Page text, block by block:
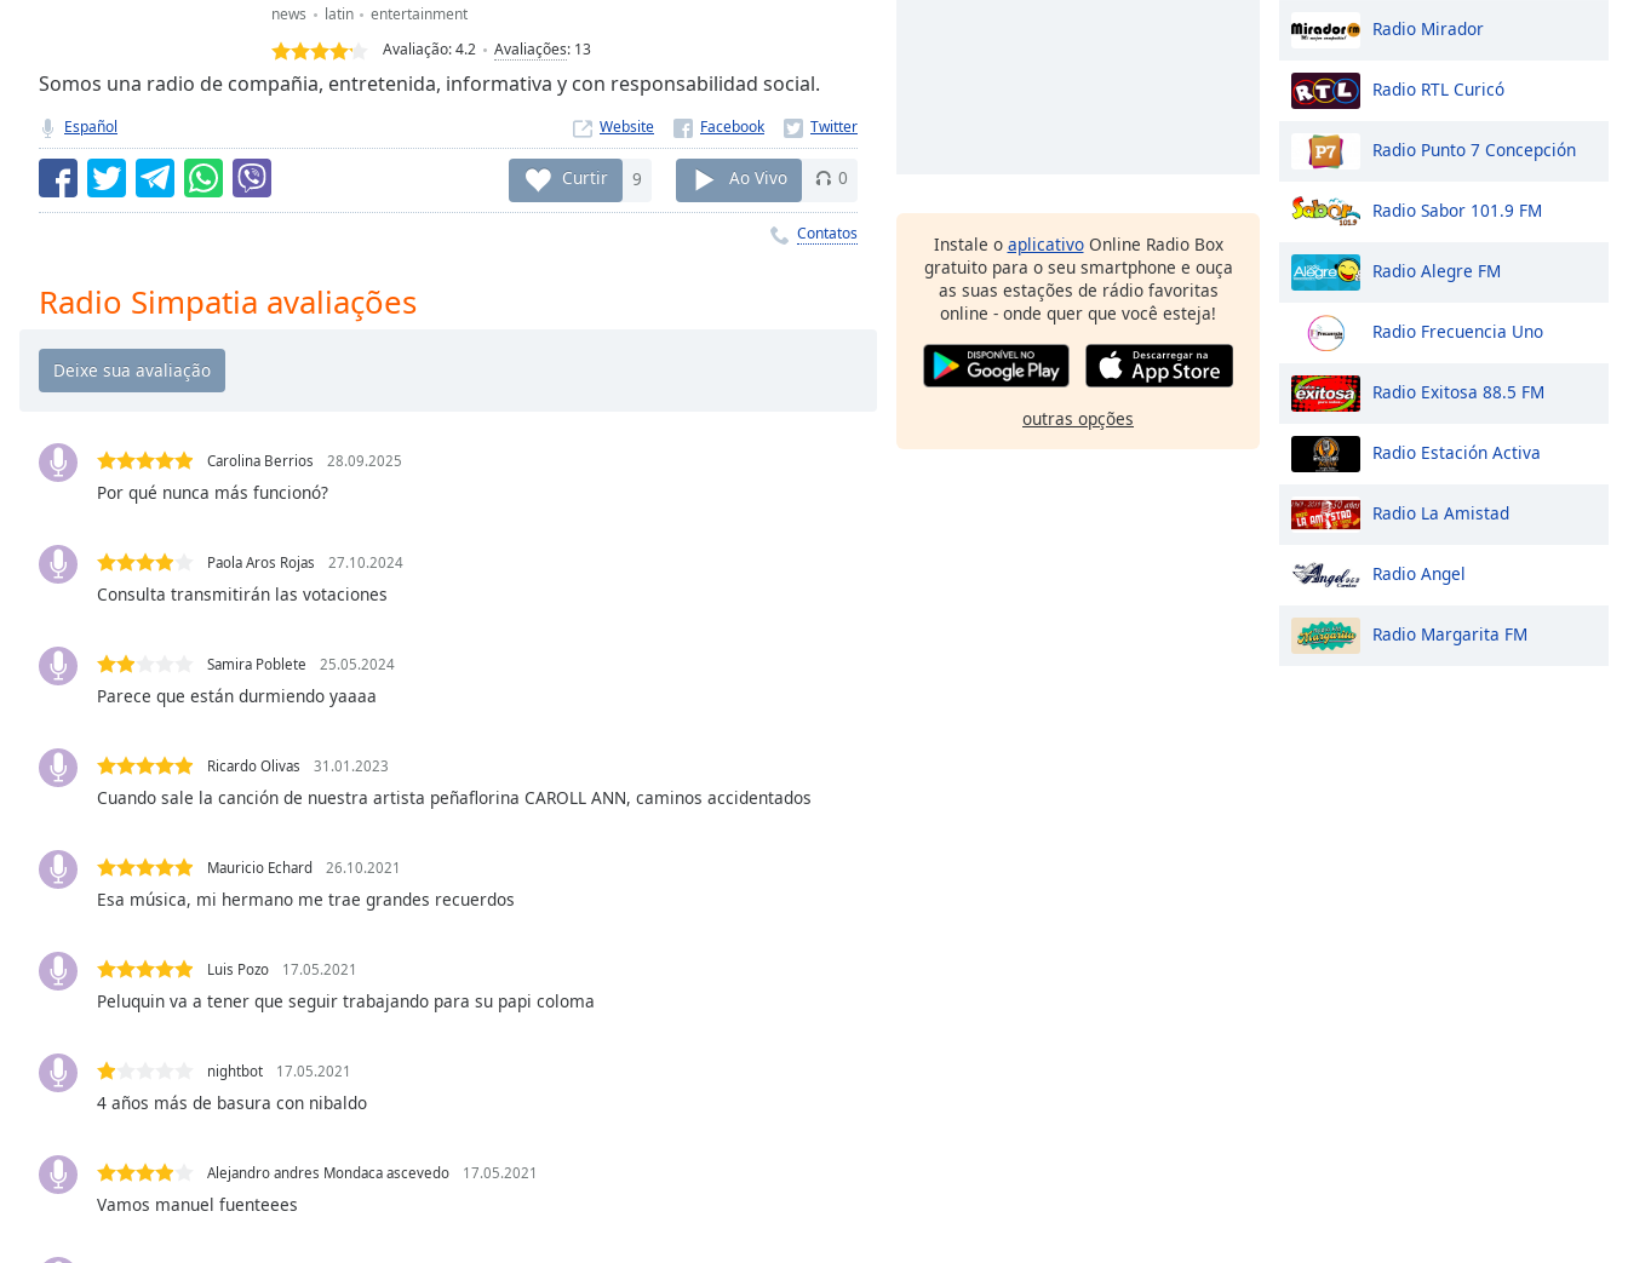
Seek to
currently
behind
LIVE
Remaining
Time-
Playback
Chapters
Descriptions
off
selected
subtitles
settings,
subtitles
settings
dialog
off
selected
Picture-
Fullscreen
modal
window.
news latin
entertainment
Avaliação:4.2 Avaliações: 13
Somos una radio de compañia, entretenida, informativa y con responsabilidad social.
Español Website
Curtir 9 Ao Vivo 0
Contatos
Radio Simpatia avaliações
Carolina Berrios 28.09.2025
Por qué nunca más funcionó?
Paola Aros Rojas 27.10.2024
Consulta transmitirán las votaciones
Samira Poblete 25.05.2024
Parece que están durmiendo yaaaa
Ricardo Olivas 31.01.2023
Cuando sale la canción de nuestra artista peñaflorina CAROLL ANN, caminos accidentados
Mauricio Echard 26.10.2021
Esa música, mi hermano me trae grandes recuerdos
Luis Pozo 17.05.2021
Peluquin va a tener que seguir trabajando para su papi coloma
nightbot 17.05.2021
4 años más de basura con nibaldo
Alejandro andres Mondaca ascevedo 17.05.2021
Vamos manuel fuenteees
Instale o aplicativoOnline Radio Box
gratuito para o seu smartphone e ouça
as suas estações de rádio favoritas
online - onde quer que você esteja!
outras opções
Radio Mirador
Radio RTL Curicó
Radio Punto 7 Concepción
Radio Sabor 101.9 FM
Radio Alegre FM
Radio Frecuencia Uno
Radio Exitosa 88.5 FM
Radio Estación Activa
Radio La Amistad
Radio Angel
Radio Margarita FM